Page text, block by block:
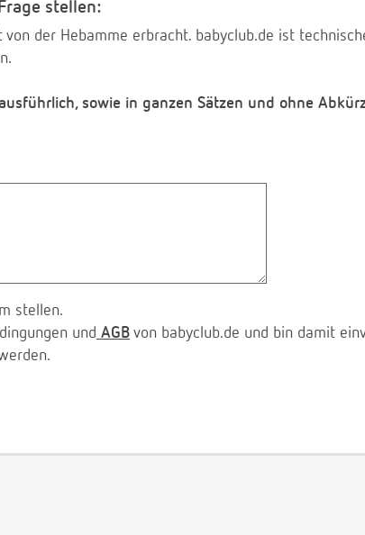
stellen:
der Hebamme erbracht. babyclub.de ist
sowie in ganzen Sätzen und ohne
stellen.
und AGB von babyclub.de und bin damit